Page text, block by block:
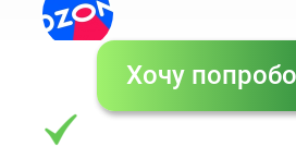
Выберите филиал:
Хочу